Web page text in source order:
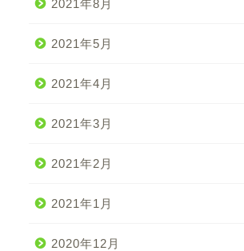
2021年8月
2021年5月
2021年4月
2021年3月
2021年2月
2021年1月
2020年12月